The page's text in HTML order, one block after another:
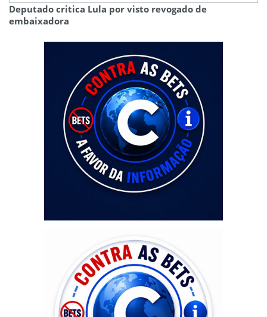
Deputado critica Lula por visto revogado de
embaixadora